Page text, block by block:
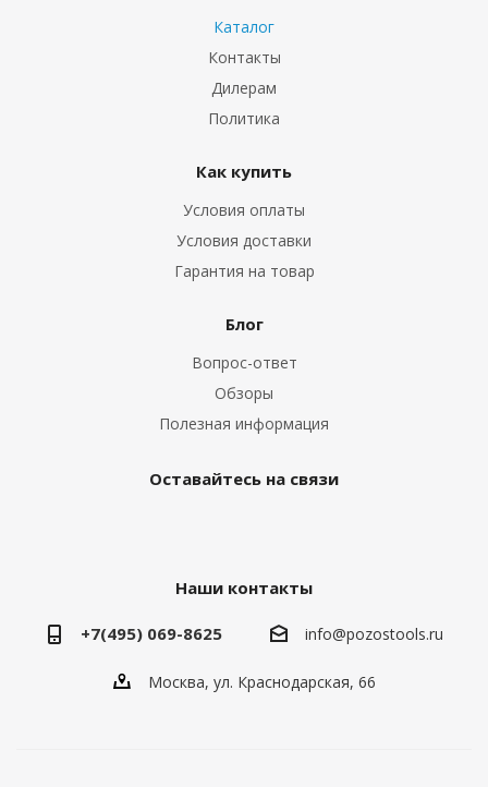
Каталог
Контакты
Дилерам
Политика
Как купить
Условия оплаты
Условия доставки
Гарантия на товар
Блог
Вопрос-ответ
Обзоры
Полезная информация
Оставайтесь на связи
Наши контакты
+7(495) 069-8625 info@pozostools.ru
Москва, ул. Краснодарская, 66